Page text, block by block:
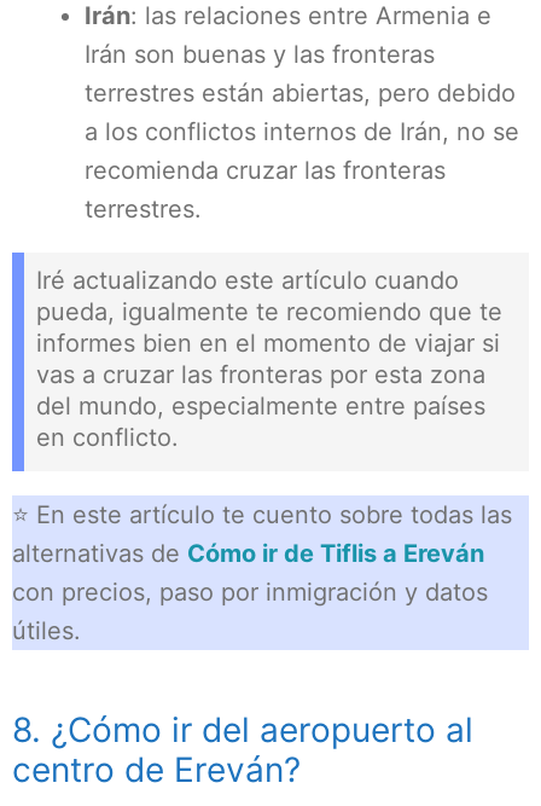
Irán: las relaciones entre Armenia e
Irán son buenas y las fronteras
terrestres están abiertas, pero debido
a los conflictos internos de Irán, no se
recomienda cruzar las fronteras
terrestres.
Iré actualizando este artículo cuando
pueda, igualmente te recomiendo que te
informes bien en el momento de viajar si
vas a cruzar las fronteras por esta zona
del mundo, especialmente entre países
en conflicto.
⭐ En este artículo te cuento sobre todas las
alternativas de Cómo ir de Tiflis a Ereván
con precios, paso por inmigración y datos
útiles.
8. ¿Cómo ir del aeropuerto al
centro de Ereván?